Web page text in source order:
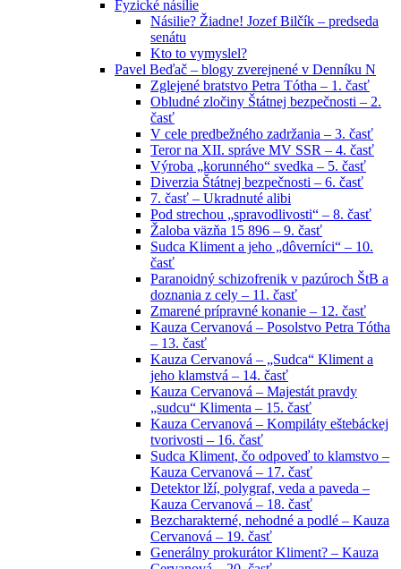
Fyzické násilie
Násilie? Žiadne! Jozef Bilčík – predseda
senátu
Kto to vymyslel?
Pavel Beďač – blogy zverejnené v Denníku N
Zglejené bratstvo Petra Tótha – 1. časť
Obludné zločiny Štátnej bezpečnosti – 2.
časť
V cele predbežného zadržania – 3. časť
Teror na XII. správe MV SSR – 4. časť
Výroba „korunného“ svedka – 5. časť
Diverzia Štátnej bezpečnosti – 6. časť
7. časť – Ukradnuté alibi
Pod strechou „spravodlivosti“ – 8. časť
Žaloba väzňa 15 896 – 9. časť
Sudca Kliment a jeho „dôverníci“ – 10.
časť
Paranoidný schizofrenik v pazúroch ŠtB a
doznania z cely – 11. časť
Zmarené prípravné konanie – 12. časť
Kauza Cervanová – Posolstvo Petra Tótha
– 13. časť
Kauza Cervanová – „Sudca“ Kliment a
jeho klamstvá – 14. časť
Kauza Cervanová – Majestát pravdy
„sudcu“ Klimenta – 15. časť
Kauza Cervanová – Kompiláty eštebáckej
tvorivosti – 16. časť
Sudca Kliment, čo odpoveď to klamstvo –
Kauza Cervanová – 17. časť
Detektor lží, polygraf, veda a paveda –
Kauza Cervanová – 18. časť
Bezcharakterné, nehodné a podlé – Kauza
Cervanová – 19. časť
Generálny prokurátor Kliment? – Kauza